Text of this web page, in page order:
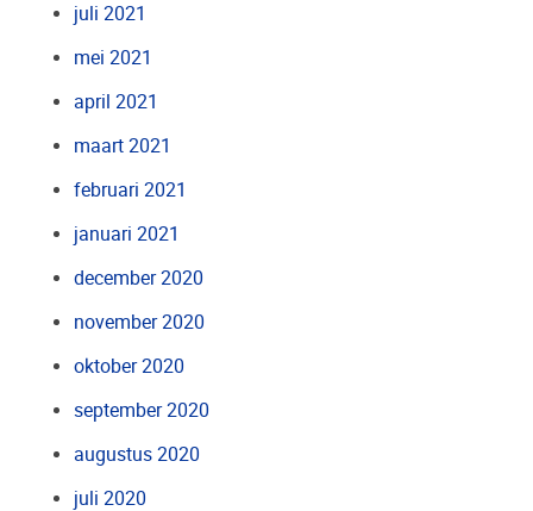
juli 2021
mei 2021
april 2021
maart 2021
februari 2021
januari 2021
december 2020
november 2020
oktober 2020
september 2020
augustus 2020
juli 2020